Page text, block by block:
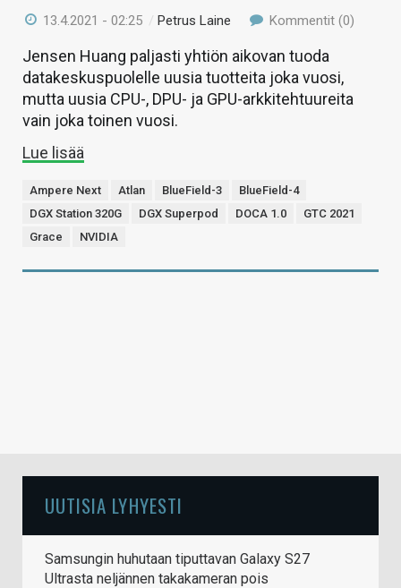
13.4.2021 - 02:25 / Petrus Laine Kommentit (0)
Jensen Huang paljasti yhtiön aikovan tuoda
datakeskuspuolelle uusia tuotteita joka vuosi,
mutta uusia CPU-, DPU- ja GPU-arkkitehtuureita
vain joka toinen vuosi.
Lue lisää
Ampere Next Atlan BlueField-3
BlueField-4
DGX Station 320G
DGX Superpod DOCA 1.0
GTC 2021
Grace
NVIDIA
UUTISIA LYHYESTI
Samsungin huhutaan tiputtavan Galaxy S27
Ultrasta neljännen takakameran pois